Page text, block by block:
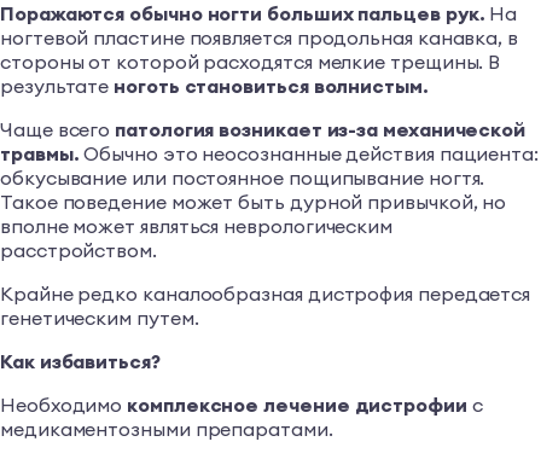
Поражаются обычно ногти больших пальцев рук. На
ногтевой пластине появляется продольная канавка, в
стороны от которой расходятся мелкие трещины. В
результате ноготь становиться волнистым.
Чаще всего патология возникает из-за механической
травмы. Обычно это неосознанные действия пациента:
обкусывание или постоянное пощипывание ногтя.
Такое поведение может быть дурной привычкой, но
вполне может являться неврологическим
расстройством.
Крайне редко каналообразная дистрофия передается
генетическим путем.
Как избавиться?
Необходимо комплексное лечение дистрофии с
медикаментозными препаратами.